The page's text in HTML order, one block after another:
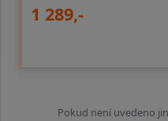
1 289,-
Pokud není uvedeno